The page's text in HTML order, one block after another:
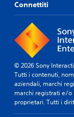
ù
m
o
r
t
a
n
Connettiti
© 2026 Sony
Tutti i contenuti,
aziendali, marchi
marchi registrati e/
proprietari. Tutti i